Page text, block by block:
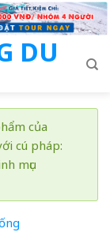
DU
của
cú pháp:
mục